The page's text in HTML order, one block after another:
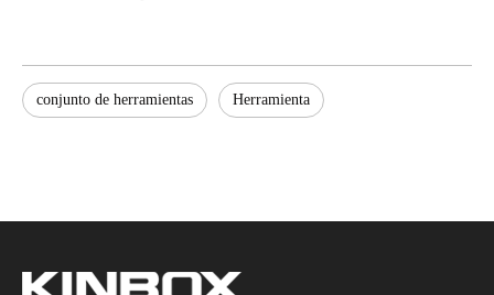
conjunto de herramientas Herramienta